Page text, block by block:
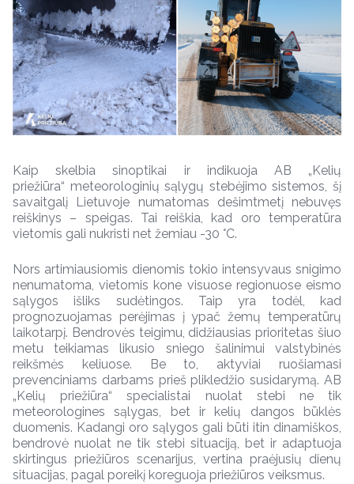
Kaip skelbia sinoptikai ir indikuoja AB „Kelių
priežiūra“ meteorologinių sąlygų stebėjimo sistemos, šį
savaitgalį Lietuvoje numatomas dešimtmetį nebuvęs
reiškinys – speigas. Tai reiškia, kad oro temperatūra
vietomis gali nukristi net žemiau -30 °C.
Nors artimiausiomis dienomis tokio intensyvaus snigimo
nenumatoma, vietomis kone visuose regionuose eismo
sąlygos išliks sudėtingos. Taip yra todėl, kad
prognozuojamas perėjimas į ypač žemų temperatūrų
laikotarpį. Bendrovės teigimu, didžiausias prioritetas šiuo
metu teikiamas likusio sniego šalinimui valstybinės
reikšmės keliuose. Be to, aktyviai ruošiamasi
prevenciniams darbams prieš plikledžio susidarymą. AB
„Kelių priežiūra“ specialistai nuolat stebi ne tik
meteorologines sąlygas, bet ir kelių dangos būklės
duomenis. Kadangi oro sąlygos gali būti itin dinamiškos,
bendrovė nuolat ne tik stebi situaciją, bet ir adaptuoja
skirtingus priežiūros scenarijus, vertina praėjusių dienų
situacijas, pagal poreikį koreguoja priežiūros veiksmus.